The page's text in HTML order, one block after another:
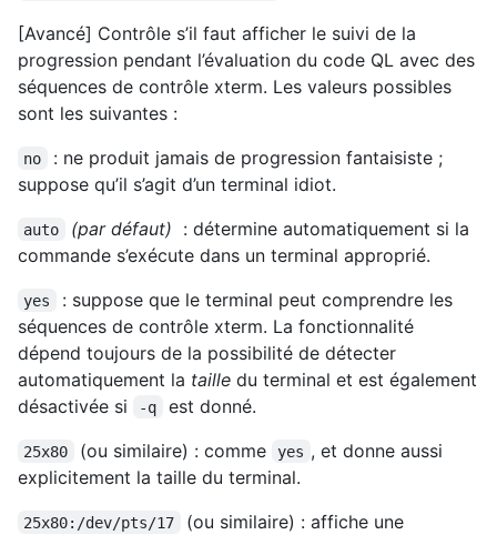
[Avancé] Contrôle s’il faut afficher le suivi de la
progression pendant l’évaluation du code QL avec des
séquences de contrôle xterm. Les valeurs possibles
sont les suivantes :
no
: ne produit jamais de progression fantaisiste ;
suppose qu’il s’agit d’un terminal idiot.
auto (par défaut) : détermine automatiquement si la
commande s’exécute dans un terminal approprié.
yes
: suppose que le terminal peut comprendre les
séquences de contrôle xterm. La fonctionnalité
dépend toujours de la possibilité de détecter
automatiquement la taille du terminal et est également
désactivée si
-q est donné.
25x80 (ou similaire) : comme yes , et donne aussi
explicitement la taille du terminal.
25x80:/dev/pts/17
(ou similaire) : affiche une